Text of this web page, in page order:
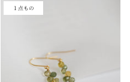
１点もの